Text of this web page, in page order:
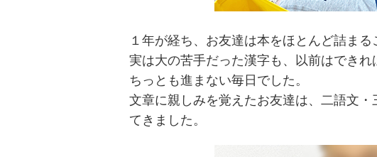
１年が経ち、お友達は本をほとんど詰まる
実は大の苦手だった漢字も、以前はでき
ちっとも進まない毎日でした。
文章に親しみを覚えたお友達は、二語文
てきました。